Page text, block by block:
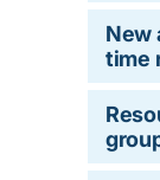
New
time